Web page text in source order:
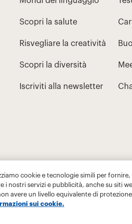
cookie e tecnologie simili per
i nostri servizi e pubblicità, anche su siti
avere un livello equivalente di
sui cookie.